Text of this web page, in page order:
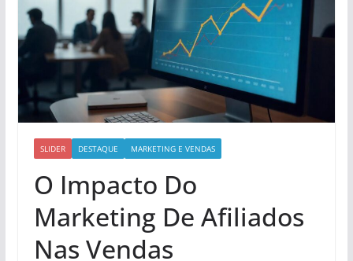
SLIDER DESTAQUE MARKETING E VENDAS
O Impacto Do
Marketing De Afiliados
Nas Vendas